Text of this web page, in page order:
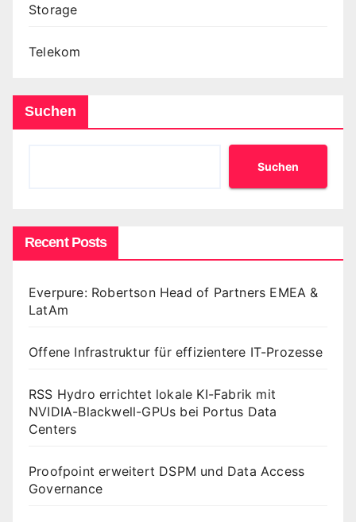
Storage
Telekom
Suchen
Suchen
Recent Posts
Everpure: Robertson Head of Partners EMEA &
LatAm
Offene Infrastruktur für effizientere IT-Prozesse
RSS Hydro errichtet lokale KI-Fabrik mit
NVIDIA-Blackwell-GPUs bei Portus Data
Centers
Proofpoint erweitert DSPM und Data Access
Governance